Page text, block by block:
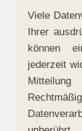
Viele
Ihrer
können
jederzeit